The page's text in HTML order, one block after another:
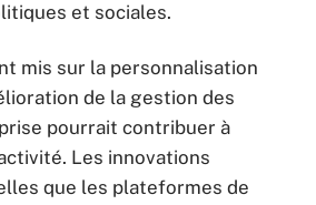
et sociales.
mis sur la personnalisation
de la gestion des
pourrait contribuer à
Les innovations
que les plateformes de